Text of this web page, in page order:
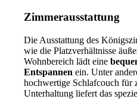
Zimmerausstattung
Die Ausstattung des
wie die Platzverhältnisse
Wohnbereich lädt eine
Entspannen ein. Unter
hochwertige Schlafcouch für
Unterhaltung liefert das